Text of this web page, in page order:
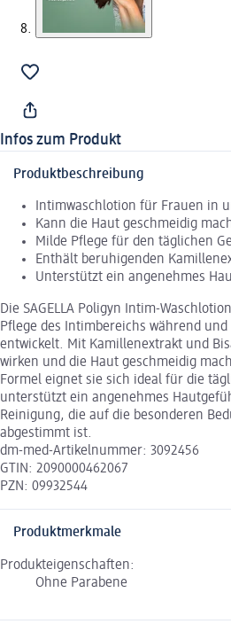
Infos zum Produkt
Produktbeschreibung
Intimwaschlotion für Frauen in
Kann die Haut geschmeidig
Milde Pflege für den täglichen
Enthält beruhigenden
Unterstützt ein angenehmes
Die SAGELLA Poligyn Intim-
Pflege des Intimbereichs während
entwickelt. Mit Kamillenextrakt und
wirken und die Haut geschmeidig
Formel eignet sie sich ideal für die
unterstützt ein angenehmes
Reinigung, die auf die besonderen
abgestimmt ist.
dm-med-Artikelnummer: 3092456
GTIN: 2090000462067
PZN: 09932544
Produktmerkmale
Produkteigenschaften:
Ohne Parabene